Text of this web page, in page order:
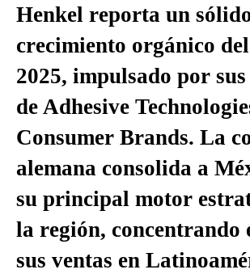
Henkel reporta un
crecimiento orgánico
2025, impulsado por
de Adhesive
Consumer Brands. La
alemana consolida a
su principal motor
la región, concentrando
sus ventas en